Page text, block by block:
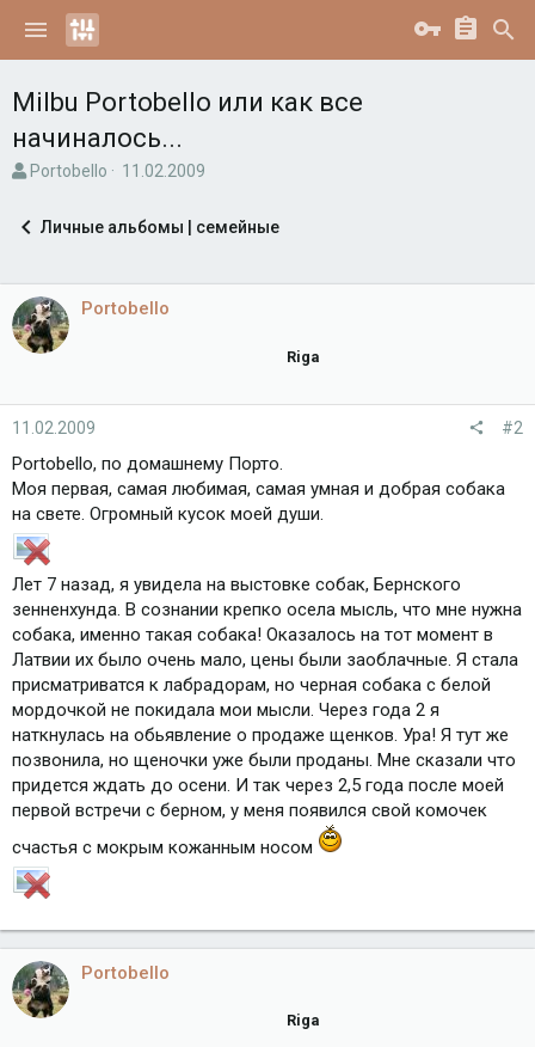
Milbu Portobello или как все
начиналось...
А
о
т
е
м
ы
Portobello
Д
а
а
ч
11.02.2009
Личные альбомы | семейные
Portobello
Riga
11.02.2009 #2
Portobello, по домашнему Порто.
Моя первая, самая любимая, самая умная и добрая собака
на свете. Огромный кусок моей души.
Лет 7 назад, я увидела на выстовке собак, Бернского
зенненхунда. В сознании крепко осела мысль, что мне нужна
собака, именно такая собака! Оказалось на тот момент в
Латвии их было очень мало, цены были заоблачные. Я стала
присматриватся к лабрадорам, но черная собака с белой
мордочкой не покидала мои мысли. Через года 2 я
наткнулась на обьявление о продаже щенков. Ура! Я тут же
позвонила, но щеночки уже были проданы. Мне сказали что
придется ждать до осени. И так через 2,5 года после моей
первой встречи с берном, у меня появился свой комочек
счастья с мокрым кожанным носом
Portobello
Riga